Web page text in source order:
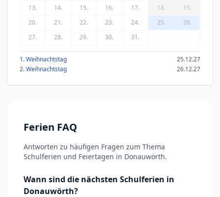
13.
14. 15. 16. 17. 18.
19.
20.
21. 22. 23. 24. 25.
26.
27.
28. 29. 30. 31.
1. Weihnachtstag
25.12.27
2. Weihnachtstag
26.12.27
Ferien FAQ
Antworten zu häufigen Fragen zum Thema
Schulferien und Feiertagen in Donauwörth.
Wann sind die nächsten Schulferien in
Donauwörth?